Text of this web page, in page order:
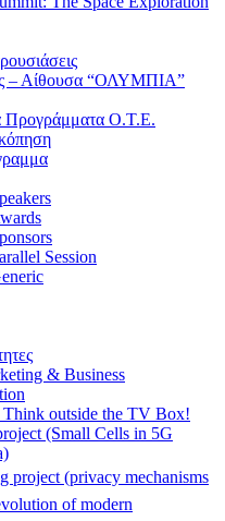
– Αίθουσα “ΟΛΥΜΠΙΑ”
Προγράμματα Ο.Τ.Ε.
Session
& Business
outside the TV Box!
(Small Cells in 5G
project (privacy mechanisms
of modern